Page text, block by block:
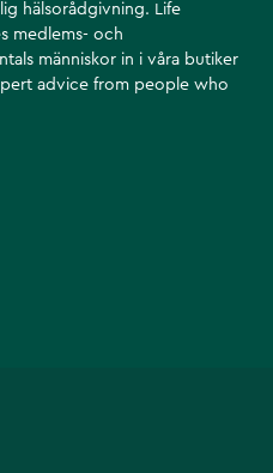
hälsorådgivning. Life
medlems- och
människor in i våra butiker
advice from people who